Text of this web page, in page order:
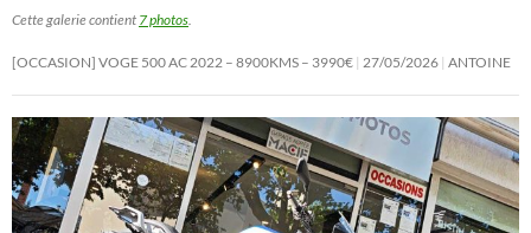
Cette galerie contient 7 photos
[OCCASION] VOGE 500 AC 2022 – 8900KMS – 3990€ 27/05/2026 ANTOINE